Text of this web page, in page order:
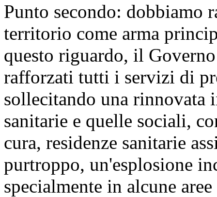
Punto secondo: dobbiamo
territorio come arma
questo riguardo, il
rafforzati tutti i servizi di
sollecitando una rinnovata
sanitarie e quelle sociali,
cura, residenze sanitarie
purtroppo, un'esplosione
specialmente in alcune aree